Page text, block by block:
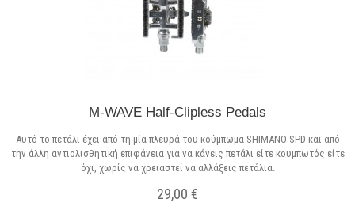
M-WAVE Half-Clipless Pedals
Αυτό το πετάλι έχει από τη μία πλευρά του κούμπωμα SHIMANO SPD και από
την άλλη αντιολισθητική επιφάνεια για να κάνεις πετάλι είτε κουμπωτός είτε
όχι, χωρίς να χρειαστεί να αλλάξεις πετάλια.
29,00 €